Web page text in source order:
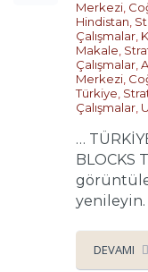
Merkezi
Hindistan
Çalışmalar
Makale
Çalışmalar
Merkezi
Türkiye
Çalışmalar
…
BLOCKS
yenileyin.
DEVAMI